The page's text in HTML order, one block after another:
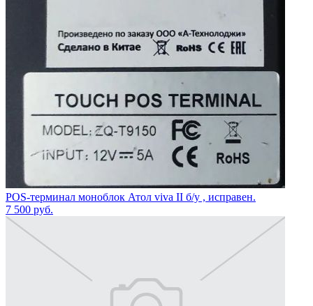
POS-терминал моноблок Атол viva II б/у , исправен.
7 500 руб.